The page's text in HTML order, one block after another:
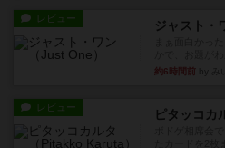
レビュー ジャスト・
約6時間前
レビュー ピタッコカ